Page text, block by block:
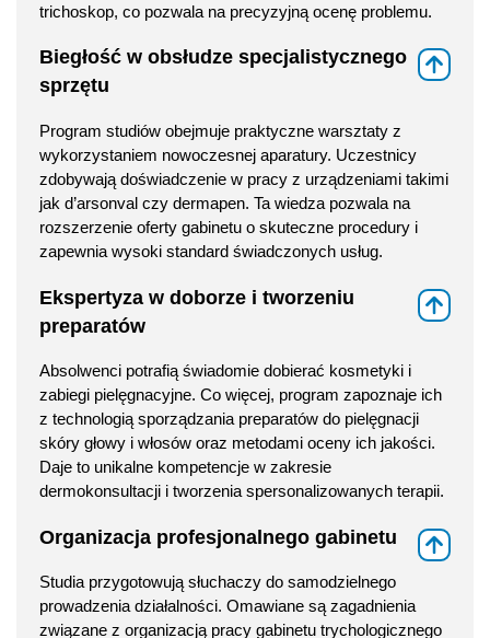
trichoskop, co pozwala na precyzyjną ocenę problemu.
Biegłość w obsłudze specjalistycznego
sprzętu
Program studiów obejmuje praktyczne warsztaty z
wykorzystaniem nowoczesnej aparatury. Uczestnicy
zdobywają doświadczenie w pracy z urządzeniami takimi
jak d’arsonval czy dermapen. Ta wiedza pozwala na
rozszerzenie oferty gabinetu o skuteczne procedury i
zapewnia wysoki standard świadczonych usług.
Ekspertyza w doborze i tworzeniu
preparatów
Absolwenci potrafią świadomie dobierać kosmetyki i
zabiegi pielęgnacyjne. Co więcej, program zapoznaje ich
z technologią sporządzania preparatów do pielęgnacji
skóry głowy i włosów oraz metodami oceny ich jakości.
Daje to unikalne kompetencje w zakresie
dermokonsultacji i tworzenia spersonalizowanych terapii.
Organizacja profesjonalnego gabinetu
Studia przygotowują słuchaczy do samodzielnego
prowadzenia działalności. Omawiane są zagadnienia
związane z organizacją pracy gabinetu trychologicznego